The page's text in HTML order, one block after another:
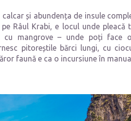
și abundența de insule
Râul Krabi, e locul unde pleacă
mangrove – unde poți face
pitoreștile bărci lungi, cu
faună e ca o incursiune în